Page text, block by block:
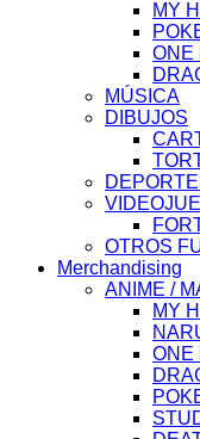
MY
ONE
MÚSICA
DIBUJOS
OTROS
Merchandising
ANIME /
MY
ONE